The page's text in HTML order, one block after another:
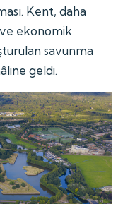
Kent, daha
ekonomik
savunma
geldi.